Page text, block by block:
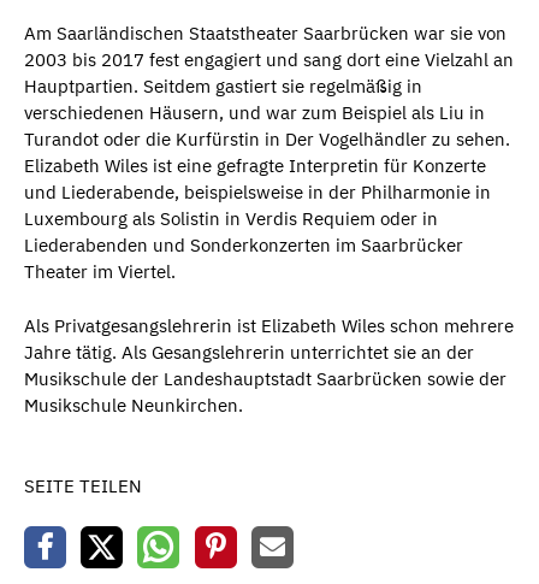
Am Saarländischen Staatstheater Saarbrücken war sie von
2003 bis 2017 fest engagiert und sang dort eine Vielzahl an
Hauptpartien. Seitdem gastiert sie regelmäßig in
verschiedenen Häusern, und war zum Beispiel als Liu in
Turandot oder die Kurfürstin in Der Vogelhändler zu sehen.
Elizabeth Wiles ist eine gefragte Interpretin für Konzerte
und Liederabende, beispielsweise in der Philharmonie in
Luxembourg als Solistin in Verdis Requiem oder in
Liederabenden und Sonderkonzerten im Saarbrücker
Theater im Viertel.
Als Privatgesangslehrerin ist Elizabeth Wiles schon mehrere
Jahre tätig. Als Gesangslehrerin unterrichtet sie an der
Musikschule der Landeshauptstadt Saarbrücken sowie der
Musikschule Neunkirchen.
SEITE TEILEN